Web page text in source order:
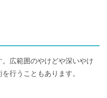
広範囲のやけどや深いやけ
行うこともあります。